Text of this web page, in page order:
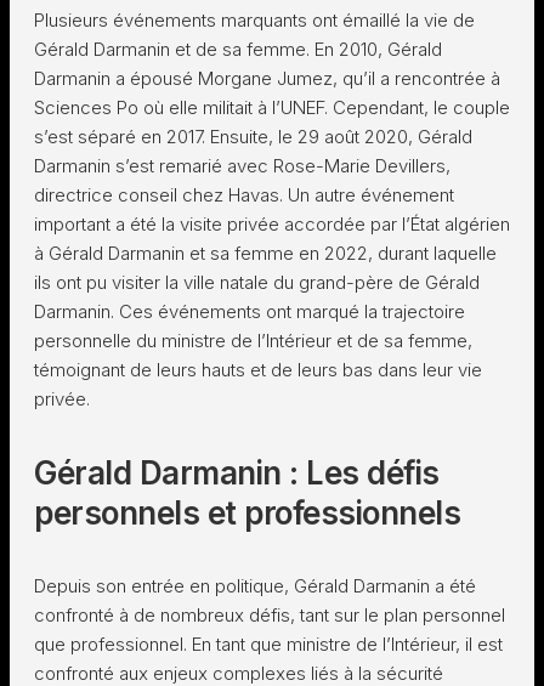
Plusieurs événements marquants ont émaillé la vie de
Gérald Darmanin et de sa femme. En 2010, Gérald
Darmanin a épousé Morgane Jumez, qu’il a rencontrée à
Sciences Po où elle militait à l’UNEF. Cependant, le couple
s’est séparé en 2017. Ensuite, le 29 août 2020, Gérald
Darmanin s’est remarié avec Rose-Marie Devillers,
directrice conseil chez Havas. Un autre événement
important a été la visite privée accordée par l’État algérien
à Gérald Darmanin et sa femme en 2022, durant laquelle
ils ont pu visiter la ville natale du grand-père de Gérald
Darmanin. Ces événements ont marqué la trajectoire
personnelle du ministre de l’Intérieur et de sa femme,
témoignant de leurs hauts et de leurs bas dans leur vie
privée.
Gérald Darmanin : Les défis
personnels et professionnels
Depuis son entrée en politique, Gérald Darmanin a été
confronté à de nombreux défis, tant sur le plan personnel
que professionnel. En tant que ministre de l’Intérieur, il est
confronté aux enjeux complexes liés à la sécurité